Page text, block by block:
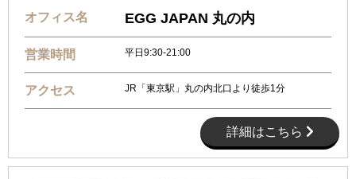
オフィス名 EGG JAPAN 丸の内
営業時間 平日9:30-21:00
アクセス JR「東京駅」丸の内北口より徒歩1分
詳細はこちら